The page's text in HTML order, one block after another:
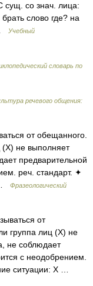
сущ. со знач. лица:
слово где? на
Учебный
словарь по
речевого общения:
от обещанного.
(Х) не выполняет
предварительной
реч. стандарт. ✦
Фразеологический
от
группа лиц (Х) не
не соблюдает
с неодобрением.
ситуации: X …